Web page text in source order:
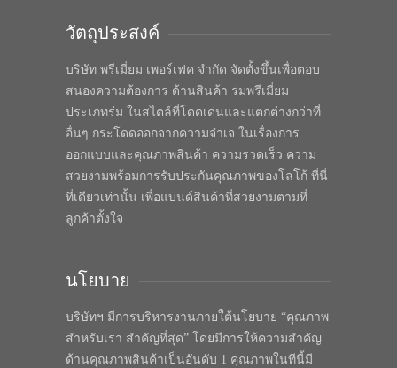
วัตถุประสงค์
บริษัท พรีเมี่ยม เพอร์เฟค จำกัด จัดตั้งขึ้นเพื่อตอบ
สนองความต้องการ ด้านสินค้า ร่มพรีเมี่ยม
ประเภทร่ม ในสไตล์ที่โดดเด่นและแตกต่างกว่าที่
อื่นๆ กระโดดออกจากความจำเจ ในเรื่องการ
ออกแบบและคุณภาพสินค้า ความรวดเร็ว ความ
สวยงามพร้อมการรับประกันคุณภาพของโลโก้ ที่นี่
ที่เดียวเท่านั้น เพื่อแบนด์สินค้าที่สวยงามตามที่
ลูกค้าตั้งใจ
นโยบาย
บริษัทฯ มีการบริหารงานภายใต้นโยบาย “คุณภาพ
สำหรับเรา สำคัญที่สุด” โดยมีการให้ความสำคัญ
ด้านคุณภาพสินค้าเป็นอันดับ 1 คุณภาพในทีนี้มี